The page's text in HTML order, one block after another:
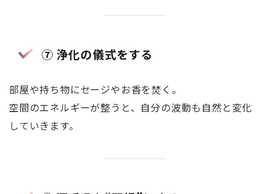
⑦ 浄化の儀式をする
部屋や持ち物にセージやお香を焚く。
空間のエネルギーが整うと、自分の波動も自然と変化
していきます。